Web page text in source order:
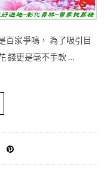
百家爭鳴， 為了吸引目
錢更是毫不手軟 …